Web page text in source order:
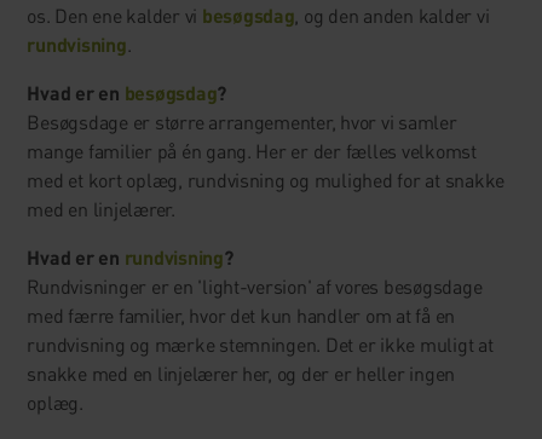
os. Den ene kalder vi besøgsdag , og den anden kalder vi
rundvisning
Hvad er en besøgsdag?
Besøgsdage er større arrangementer, hvor vi samler
mange familier på én gang. Her er der fælles velkomst
med et kort oplæg, rundvisning og mulighed for at snakke
med en linjelærer.
Hvad er en rundvisning?
Rundvisninger er en 'light-version' af vores besøgsdage
med færre familier, hvor det kun handler om at få en
rundvisning og mærke stemningen. Det er ikke muligt at
snakke med en linjelærer her, og der er heller ingen
oplæg.